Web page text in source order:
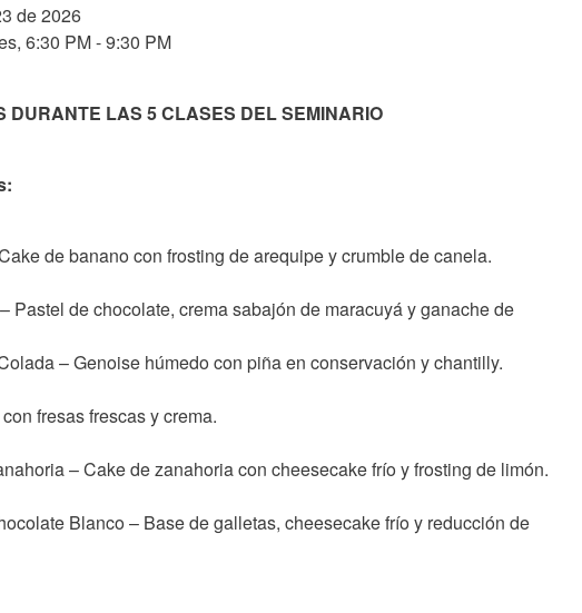
de 2026
6:30 PM - 9:30 PM
DURANTE LAS 5 CLASES DEL SEMINARIO
de banano con frosting de arequipe y crumble de canela.
Pastel de chocolate, crema sabajón de maracuyá y ganache de
– Genoise húmedo con piña en conservación y chantilly.
fresas frescas y crema.
– Cake de zanahoria con cheesecake frío y frosting de limón.
Blanco – Base de galletas, cheesecake frío y reducción de